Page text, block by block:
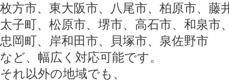
枚方市、東大阪市、八尾市、柏原市、藤
太子町、松原市、堺市、高石市、和泉市
忠岡町、岸和田市、貝塚市、泉佐野市
など、幅広く対応可能です。
それ以外の地域でも、